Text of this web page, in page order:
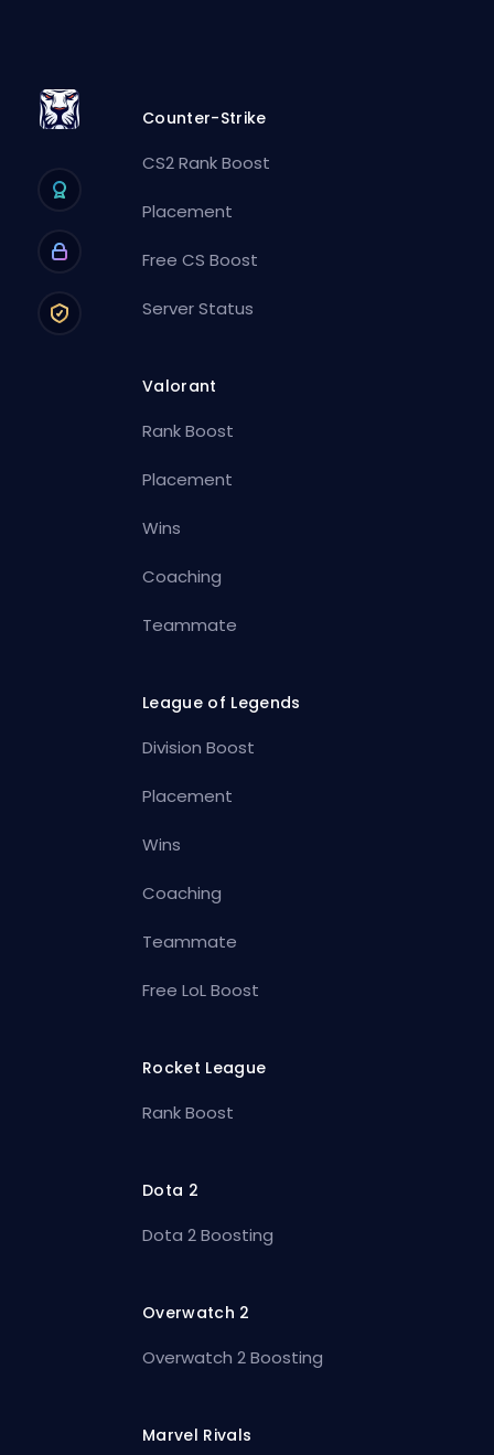
Counter-Strike
CS2 Rank Boost
Placement
Free CS Boost
Server Status
Valorant
Rank Boost
Placement
Wins
Coaching
Teammate
League of Legends
Division Boost
Placement
Wins
Coaching
Teammate
Free LoL Boost
Rocket League
Rank Boost
Dota 2
Dota 2 Boosting
Overwatch 2
Overwatch 2 Boosting
Marvel Rivals